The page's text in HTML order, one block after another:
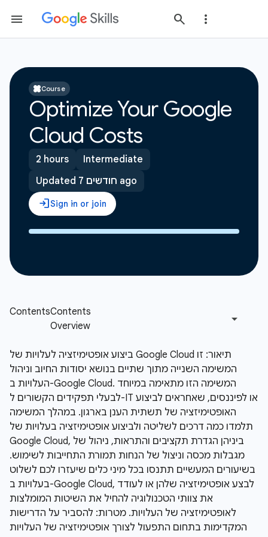
Course
Optimize Your Google
Cloud Costs
2 hours
Intermediate
Updated 7 חודשים ago
ביצוע אופטימיזציה לעלויות של Google Cloud תיאור: זו
המשימה השנייה מתוך שתיים בנושא יסודות החיוב וניהול
העלויות ב-Google Cloud. המשימה הזו מתאימה במיוחד
לבעלי תפקידים הקשורים ל-IT או לפיננסים, שאחראים לביצוע
האופטימיזציה של תשתית הענן בארגון. במהלך המשימה
תלמדו כמה דרכים לשליטה ולביצוע אופטימיזציה בעלויות של
Google Cloud, ביניהן הגדרת תקציבים והתראות, ניהול של
מגבלות מכסה וניצול של הנחות תמורת התחייבות לשימוש.
בשיעורים המעשיים תתנסו בכל מיני כלים שיעזרו לכם לשלוט
בעלויות ב-Google Cloud, לבצע אופטימיזציה שלהן או לעודד
את צוותי הטכנולוגיה להחיל את השיטות המומלצות
לאופטימיזציה של העלויות. מטרות: להסביר על הדרישות
המקדימות בתחום התפעול לצורך אופטימיזציה של העלויות